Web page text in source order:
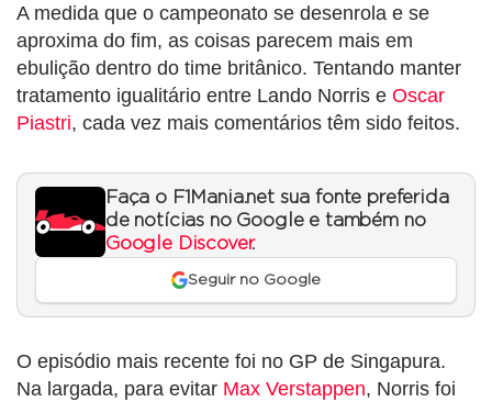
A medida que o campeonato se desenrola e se
aproxima do fim, as coisas parecem mais em
ebulição dentro do time britânico. Tentando manter
tratamento igualitário entre Lando Norris e Oscar
Piastri, cada vez mais comentários têm sido feitos.
Faça o F1Mania.net sua fonte preferida
de notícias no Google e também no
Google Discover.
Seguir no Google
O episódio mais recente foi no GP de Singapura.
Na largada, para evitar Max Verstappen, Norris foi